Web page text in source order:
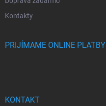
Kontakty
PRIJÍMAME ONLINE PLATBY
KONTAKT